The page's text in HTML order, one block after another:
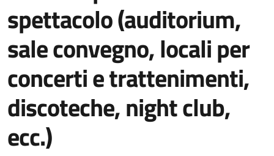
spettacolo (auditorium,
sale convegno, locali per
concerti e trattenimenti,
discoteche, night club,
ecc.)